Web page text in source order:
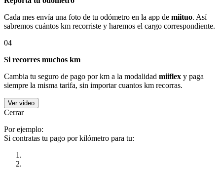
Cada mes envía una foto de tu odómetro en la app de miituo. Así
sabremos cuántos km recorriste y haremos el cargo correspondiente.
04
Si recorres muchos km
Cambia tu seguro de pago por km a la modalidad miiflex y paga
siempre la misma tarifa, sin importar cuantos km recorras.
Ver video
Cerrar
Por ejemplo:
Si contratas tu pago por kilómetro para tu: